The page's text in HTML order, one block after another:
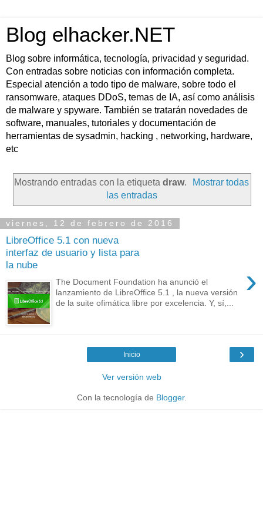
Blog elhacker.NET
Blog sobre informática, tecnología, privacidad y seguridad.
Con entradas sobre noticias con información completa.
Especial atención a todo tipo de malware, sobre todo el
ransomware, ataques DDoS, temas de IA, así como análisis
de malware y spyware. También se tratarán novedades de
software, manuales, tutoriales y documentación de
herramientas de sysadmin, hacking , networking, hardware,
etc
Mostrando entradas con la etiqueta draw.
Mostrar todas
las entradas
viernes, 12 de febrero de 2016
LibreOffice 5.1 con nueva
interfaz de usuario y lista para
la nube
›
The Document Foundation ha anunció el
lanzamiento de LibreOffice 5.1 , la nueva versión
de la suite ofimática libre por excelencia. Y, sí,...
›
Inicio
Ver versión web
Con la tecnología de Blogger.